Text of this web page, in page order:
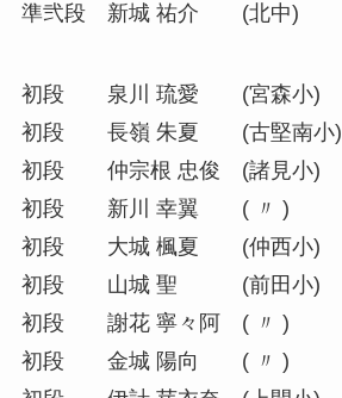
準弐段 新城 祐介 (北中)
初段 泉川 琉愛 (宮森小)
初段 長嶺 朱夏 (古堅南小)
初段 仲宗根 忠俊 (諸見小)
初段 新川 幸翼 ( 〃 )
初段 大城 楓夏 (仲西小)
初段 山城 聖 (前田小)
初段 謝花 寧々阿 ( 〃 )
初段 金城 陽向 ( 〃 )